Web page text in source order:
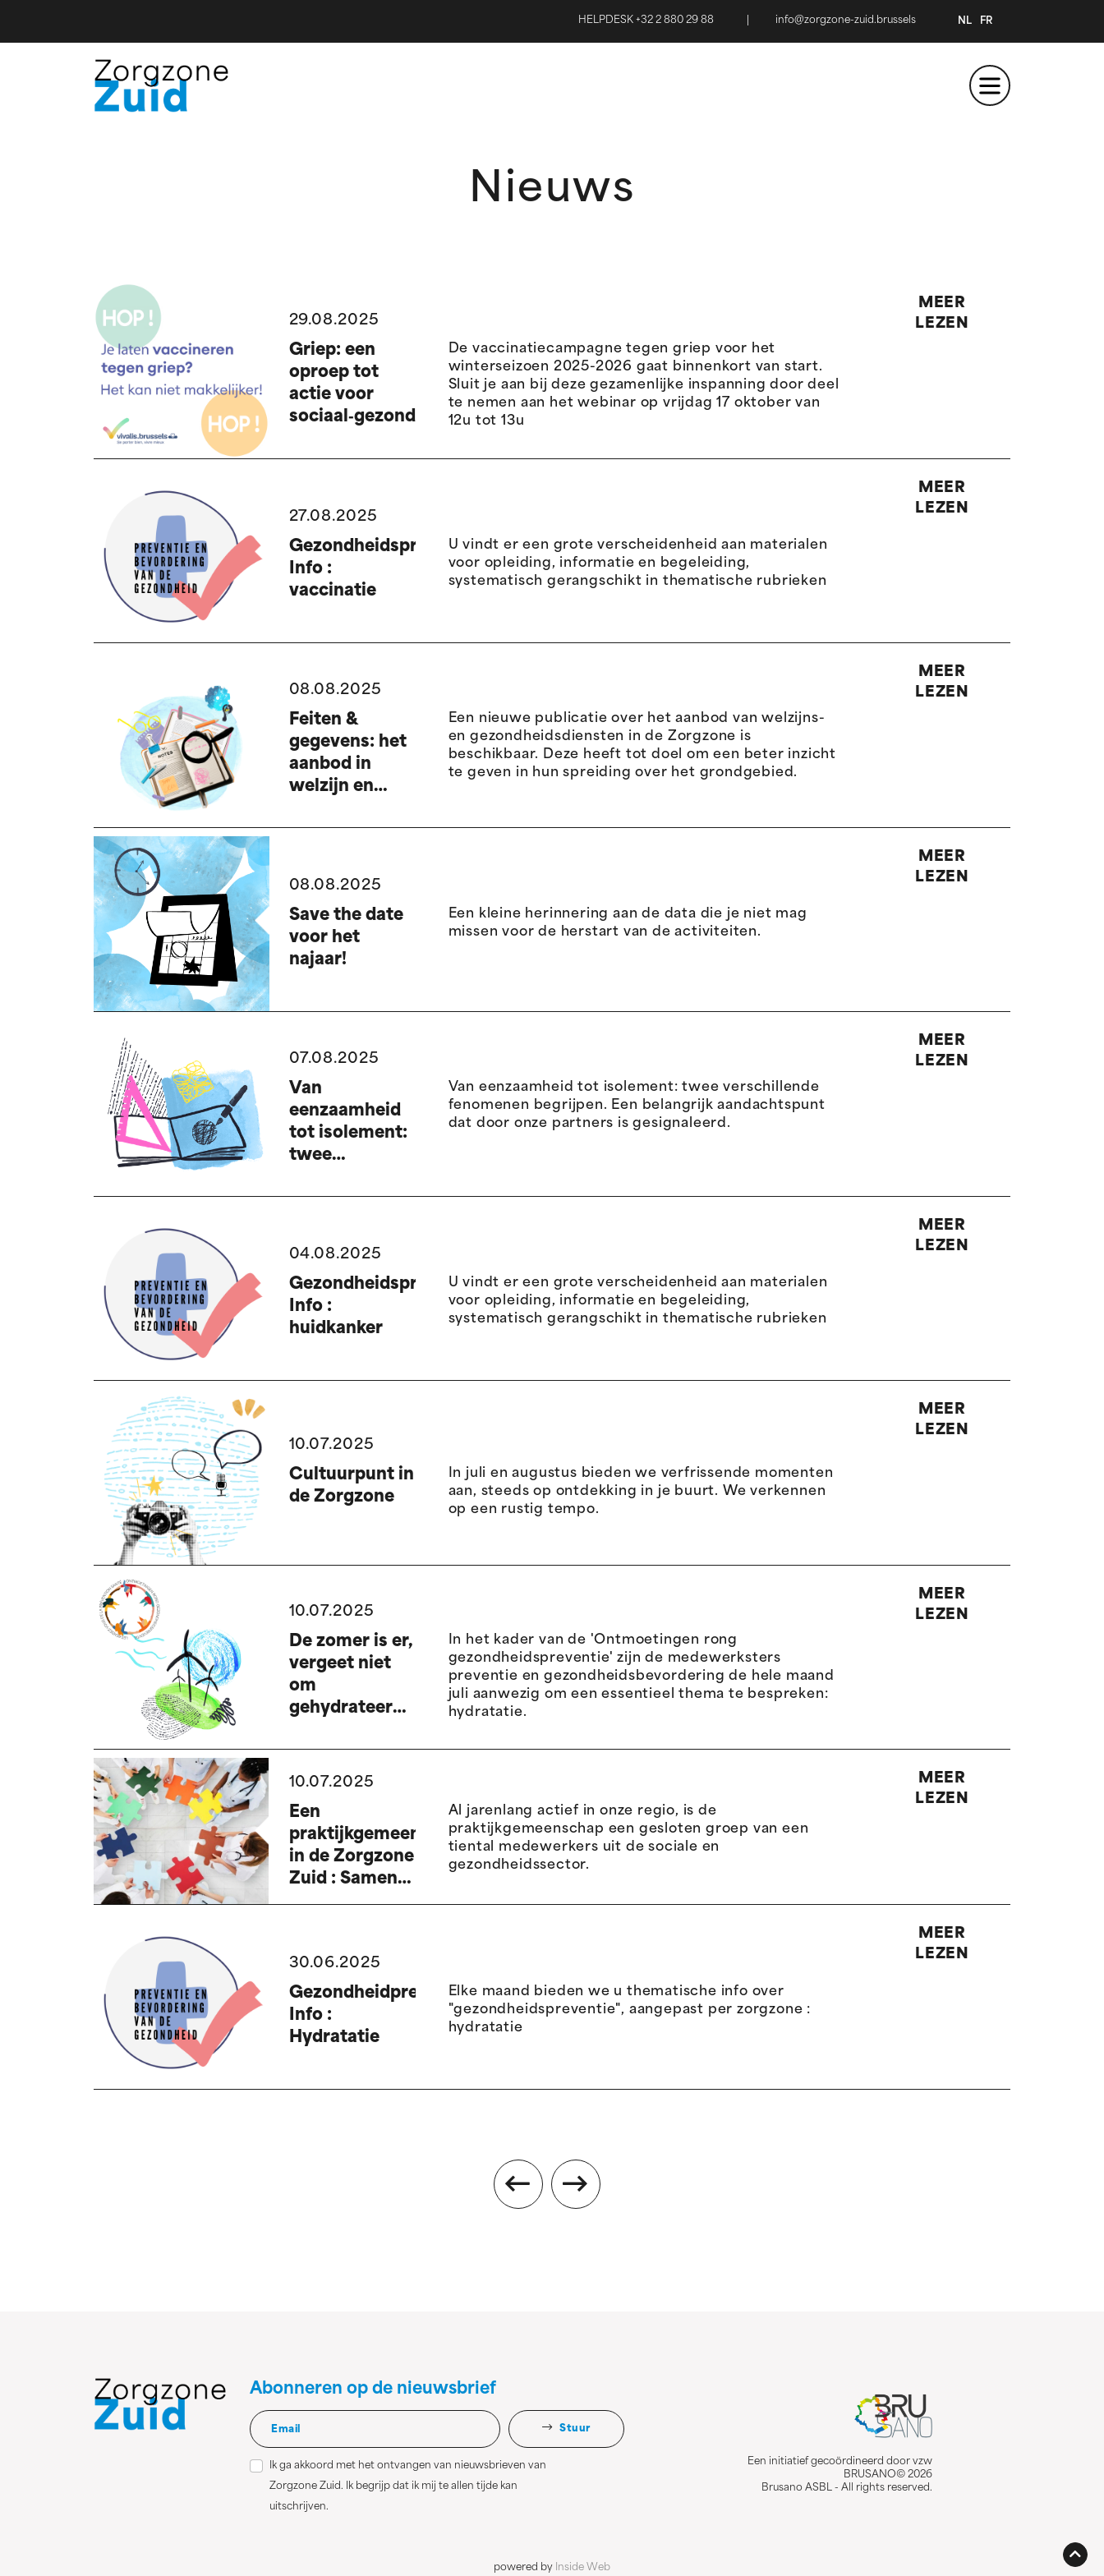
HELPDESK +32 2 880 29 88 info@zorgzone-zuid.brussels NL FR
Nieuws
29.08.2025
Griep: een
oproep tot
actie voor
sociaal‑gezondheidsprofessionals
De vaccinatiecampagne tegen griep voor het
winterseizoen 2025-2026 gaat binnenkort van start.
Sluit je aan bij deze gezamenlijke inspanning door deel
te nemen aan het webinar op vrijdag 17 oktober van
12u tot 13u
MEER
LEZEN
27.08.2025
Gezondheidspreventie
Info :
vaccinatie
U vindt er een grote verscheidenheid aan materialen
voor opleiding, informatie en begeleiding,
systematisch gerangschikt in thematische rubrieken
MEER
LEZEN
08.08.2025
Feiten &
gegevens: het
aanbod in
welzijn en
Een nieuwe publicatie over het aanbod van welzijns-
en gezondheidsdiensten in de Zorgzone is
beschikbaar. Deze heeft tot doel om een beter inzicht
te geven in hun spreiding over het grondgebied.
MEER
LEZEN
08.08.2025
Save the date
voor het
najaar!
Een kleine herinnering aan de data die je niet mag
missen voor de herstart van de activiteiten.
MEER
LEZEN
07.08.2025
Van
eenzaamheid
tot isolement:
twee
fenomenen
Van eenzaamheid tot isolement: twee verschillende
fenomenen begrijpen. Een belangrijk aandachtspunt
dat door onze partners is gesignaleerd.
MEER
LEZEN
04.08.2025
Gezondheidspreventie
Info :
huidkanker
U vindt er een grote verscheidenheid aan materialen
voor opleiding, informatie en begeleiding,
systematisch gerangschikt in thematische rubrieken
MEER
LEZEN
10.07.2025
Cultuurpunt in
de Zorgzone
In juli en augustus bieden we verfrissende momenten
aan, steeds op ontdekking in je buurt. We verkennen
op een rustig tempo.
MEER
LEZEN
10.07.2025
De zomer is er,
vergeet niet
om
gehydrateerd
In het kader van de 'Ontmoetingen rong
gezondheidspreventie' zijn de medewerksters
preventie en gezondheidsbevordering de hele maand
juli aanwezig om een essentieel thema te bespreken:
hydratatie.
MEER
LEZEN
10.07.2025
Een
praktijkgemeenschap
in de Zorgzone
Zuid : Samen
gaan we
Al jarenlang actief in onze regio, is de
praktijkgemeenschap een gesloten groep van een
tiental medewerkers uit de sociale en
gezondheidssector.
MEER
LEZEN
30.06.2025
Gezondheidpreventie
Info :
Hydratatie
Elke maand bieden we u thematische info over
"gezondheidspreventie", aangepast per zorgzone :
hydratatie
MEER
LEZEN
Abonneren op de nieuwsbrief
Stuur
Ik ga akkoord met het ontvangen van nieuwsbrieven van
Zorgzone Zuid. Ik begrijp dat ik mij te allen tijde kan
uitschrijven.
Een initiatief gecoördineerd door vzw
BRUSANO© 2026
Brusano ASBL - All rights reserved.
powered by Inside Web